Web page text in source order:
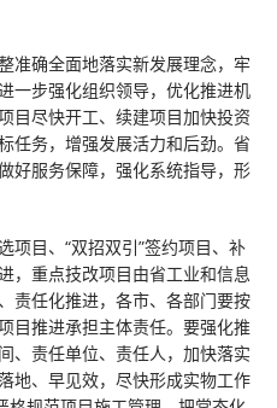
准确全面地落实新发展理念，牢
一步强化组织领导，优化推进机
目尽快开工、续建项目加快投资
任务，增强发展活力和后劲。省
好服务保障，强化系统指导，形
项目、“双招双引”签约项目、补
，重点技改项目由省工业和信息
责任化推进，各市、各部门要按
目推进承担主体责任。要强化推
、责任单位、责任人，加快落实
地、早见效，尽快形成实物工作